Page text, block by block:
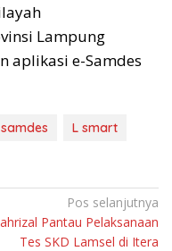
Lampung
aplikasi e-Samdes
L smart
Pos selanjutnya
Pantau Pelaksanaan
Tes SKD Lamsel di Itera